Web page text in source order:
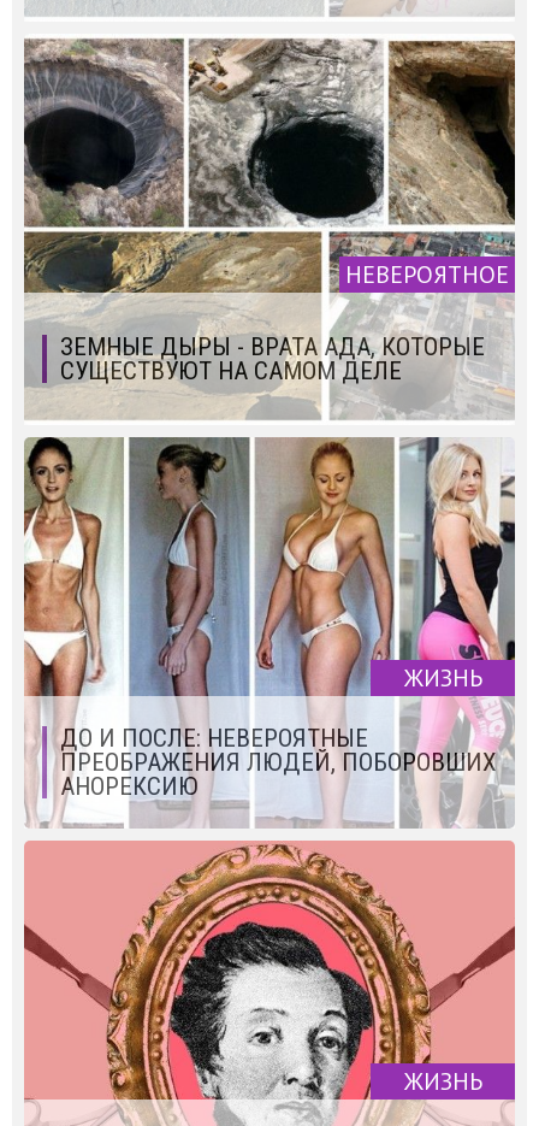
НЕВЕРОЯТНОЕ
ЗЕМНЫЕ ДЫРЫ - ВРАТА АДА, КОТОРЫЕ
СУЩЕСТВУЮТ НА САМОМ ДЕЛЕ
ЖИЗНЬ
ДО И ПОСЛЕ: НЕВЕРОЯТНЫЕ
ПРЕОБРАЖЕНИЯ ЛЮДЕЙ, ПОБОРОВШИХ
АНОРЕКСИЮ
ЖИЗНЬ